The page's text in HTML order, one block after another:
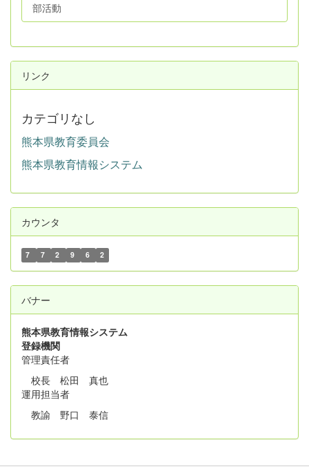
部活動
リンク
カテゴリなし
熊本県教育委員会
熊本県教育情報システム
カウンタ
7 7 2 9 6 2
バナー
熊本県教育情報システム
登録機関
管理責任者
校長 松田 真也
運用担当者
教諭 野口 泰信